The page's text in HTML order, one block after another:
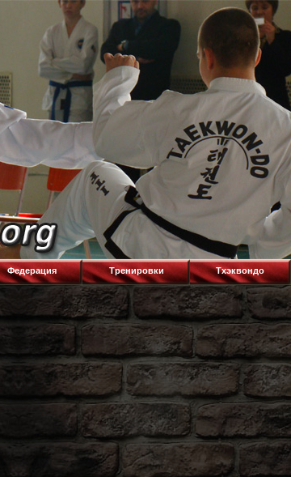
Федерация Тренировки Тхэквондо